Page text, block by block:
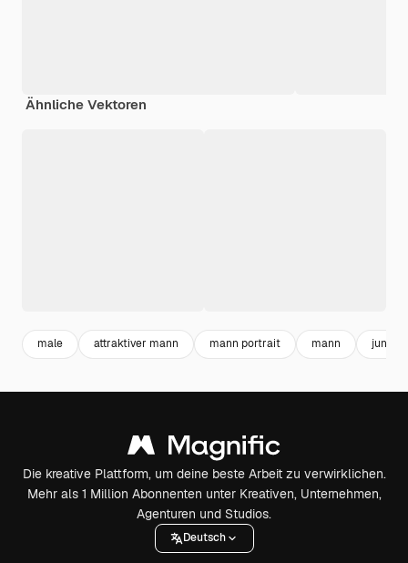
Ähnliche Vektoren
male attraktiver mann mann portrait mann junger
Die kreative Plattform, um deine beste Arbeit zu verwirklichen.
Mehr als 1 Million Abonnenten unter Kreativen, Unternehmen,
Agenturen und Studios.
Deutsch